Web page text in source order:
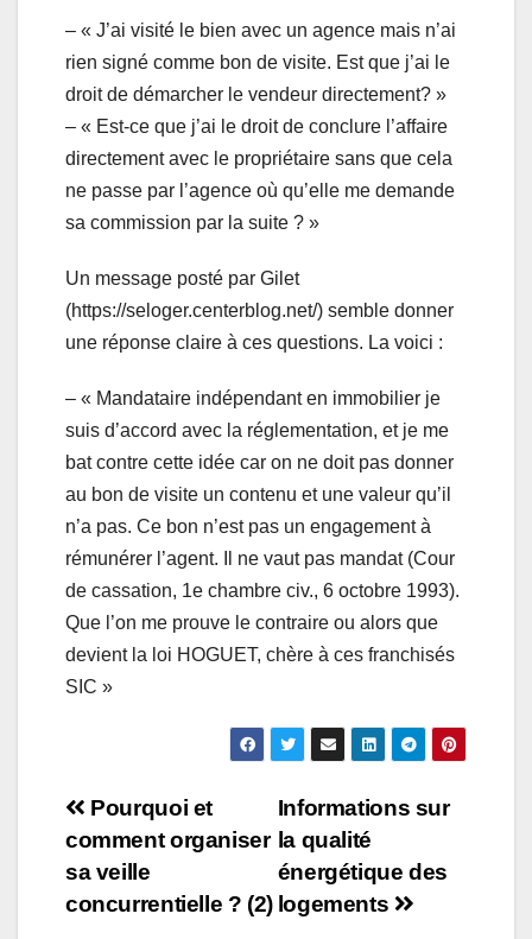
– « J’ai visité le bien avec un agence mais n’ai
rien signé comme bon de visite. Est que j’ai le
droit de démarcher le vendeur directement? »
– « Est-ce que j’ai le droit de conclure l’affaire
directement avec le propriétaire sans que cela
ne passe par l’agence où qu’elle me demande
sa commission par la suite ? »
Un message posté par Gilet
(https://seloger.centerblog.net/) semble donner
une réponse claire à ces questions. La voici :
– « Mandataire indépendant en immobilier je
suis d’accord avec la réglementation, et je me
bat contre cette idée car on ne doit pas donner
au bon de visite un contenu et une valeur qu’il
n’a pas. Ce bon n’est pas un engagement à
rémunérer l’agent. Il ne vaut pas mandat (Cour
de cassation, 1e chambre civ., 6 octobre 1993).
Que l’on me prouve le contraire ou alors que
devient la loi HOGUET, chère à ces franchisés
SIC »
Navigation
de
l’article
Informations sur
la qualité
énergétique des
logements
Pourquoi et
comment organiser
sa veille
concurrentielle ? (2)